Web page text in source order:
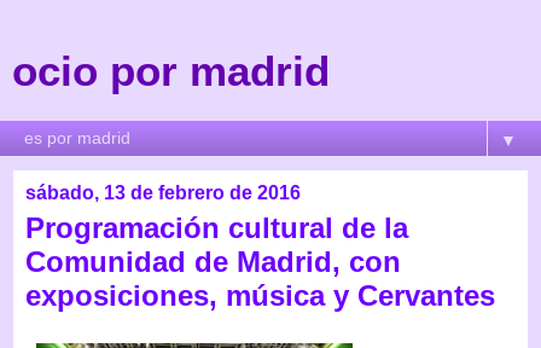
ocio por madrid
▼
sábado, 13 de febrero de 2016
Programación cultural de la
Comunidad de Madrid, con
exposiciones, música y Cervantes